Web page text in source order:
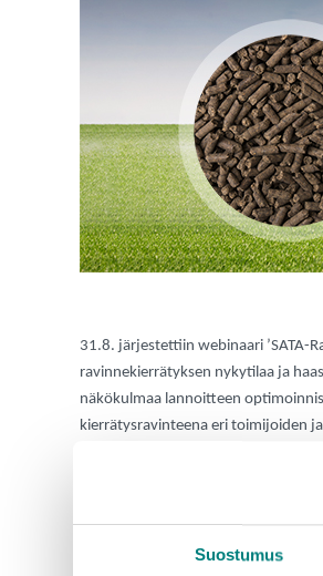
Suostumus
31.8. järjestettiin webinaari ’SATA-
ravinnekierrätyksen nykytilaa ja
näkökulmaa lannoitteen
kierrätysravinteena eri toimijoiden
Heikki Perko, Prizztech Oy